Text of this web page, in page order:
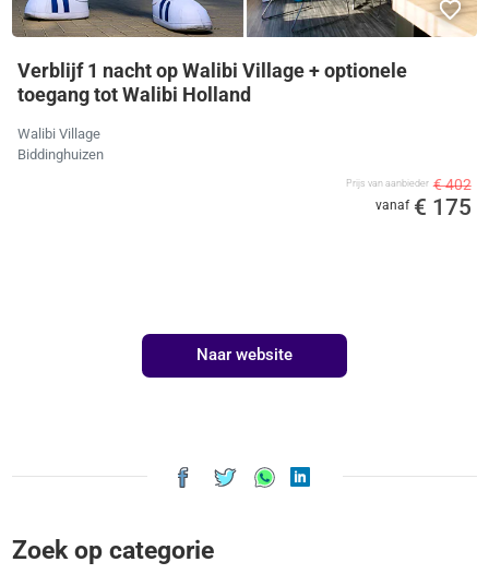
Verblijf 1 nacht op Walibi Village + optionele
toegang tot Walibi Holland
Walibi Village
Biddinghuizen
Prijs van aanbieder € 402
vanaf € 175
Naar website
Zoek op categorie